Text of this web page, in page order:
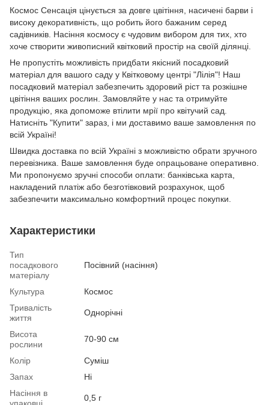
Космос Сенсація цінується за довге цвітіння, насичені барви і
високу декоративність, що робить його бажаним серед
садівників. Насіння космосу є чудовим вибором для тих, хто
хоче створити живописний квітковий простір на своїй ділянці.
Не пропустіть можливість придбати якісний посадковий
матеріал для вашого саду у Квітковому центрі "Лілія"! Наш
посадковий матеріал забезпечить здоровий ріст та розкішне
цвітіння ваших рослин. Замовляйте у нас та отримуйте
продукцію, яка допоможе втілити мрії про квітучий сад.
Натисніть "Купити" зараз, і ми доставимо ваше замовлення по
всій Україні!
Швидка доставка по всій Україні з можливістю обрати зручного
перевізника. Ваше замовлення буде опрацьоване оперативно.
Ми пропонуємо зручні способи оплати: банківська карта,
накладений платіж або безготівковий розрахунок, щоб
забезпечити максимально комфортний процес покупки.
Характеристики
Тип
посадкового
матеріалу
Посівний (насіння)
Культура
Космос
Тривалість
життя
Однорічні
Висота
рослини
70-90 см
Колір
Суміш
Запах
Ні
Насіння в
упаковці
0,5 г